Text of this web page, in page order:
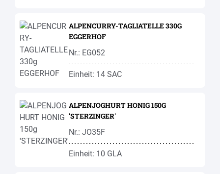
ALPENCURRY-TAGLIATELLE 330G
EGGERHOF
Nr.: EG052
Einheit: 14 SAC
ALPENJOGHURT HONIG 150G
'STERZINGER'
Nr.: JO35F
Einheit: 10 GLA